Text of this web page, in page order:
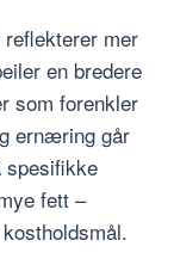
mer
en bredere
som forenkler
ernæring går
spesifikke
fett –